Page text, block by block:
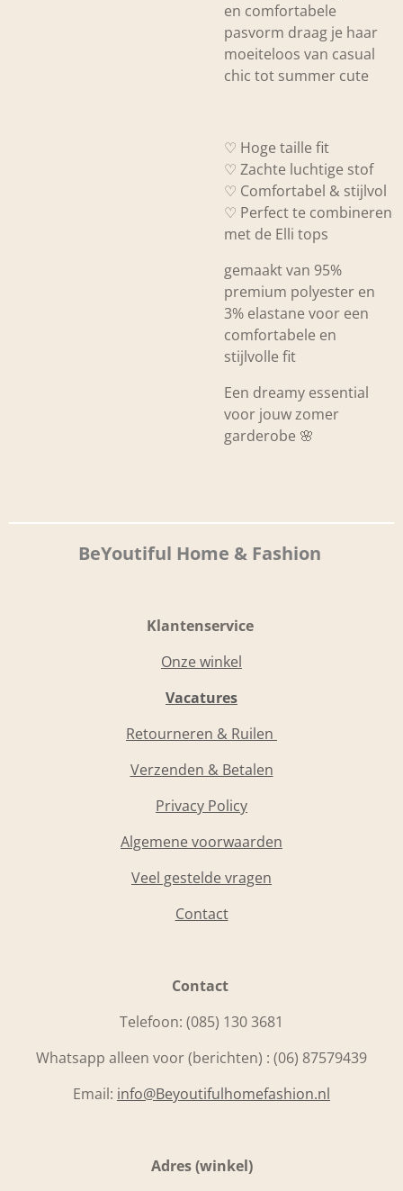
en comfortabele
pasvorm draag je haar
moeiteloos van casual
chic tot summer cute
♡ Hoge taille fit
♡ Zachte luchtige stof
♡ Comfortabel & stijlvol
♡ Perfect te combineren
met de Elli tops
gemaakt van 95%
premium polyester en
3% elastane voor een
comfortabele en
stijlvolle fit
Een dreamy essential
voor jouw zomer
garderobe 🌸
BeYoutiful Home & Fashion
Klantenservice
Onze winkel
Vacatures
Retourneren & Ruilen
Verzenden & Betalen
Privacy Policy
Algemene voorwaarden
Veel gestelde vragen
Contact
Contact
Telefoon: (085) 130 3681
Whatsapp alleen voor (berichten) : (06) 87579439
Email: info@Beyoutifulhomefashion.nl
Adres (winkel)